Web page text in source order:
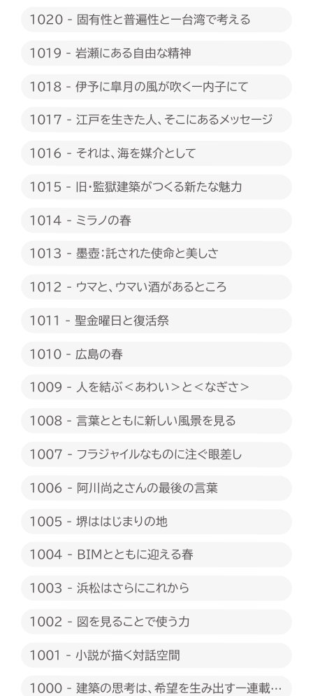
1020 - 固有性と普遍性とー台湾で考える
1019 - 岩瀬にある自由な精神
1018 - 伊予に皐月の風が吹くー内子にて
1017 - 江戸を生きた人、そこにあるメッセージ
1016 - それは、海を媒介として
1015 - 旧・監獄建築がつくる新たな魅力
1014 - ミラノの春
1013 - 墨壺：託された使命と美しさ
1012 - ウマと、ウマい酒があるところ
1011 - 聖金曜日と復活祭
1010 - 広島の春
1009 - 人を結ぶ＜あわい＞と＜なぎさ＞
1008 - 言葉とともに新しい風景を見る
1007 - フラジャイルなものに注ぐ眼差し
1006 - 阿川尚之さんの最後の言葉
1005 - 堺ははじまりの地
1004 - BIMとともに迎える春
1003 - 浜松はさらにこれから
1002 - 図を見ることで使う力
1001 - 小説が描く対話空間
1000 - 建築の思考は、希望を生み出すー連載